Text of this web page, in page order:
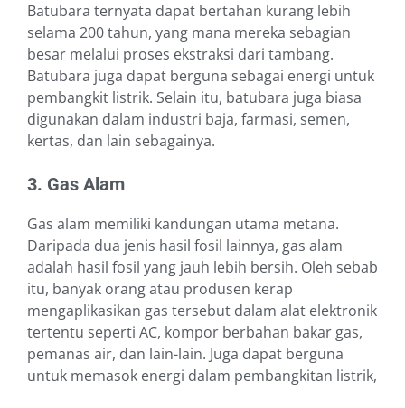
Batubara ternyata dapat bertahan kurang lebih
selama 200 tahun, yang mana mereka sebagian
besar melalui proses ekstraksi dari tambang.
Batubara juga dapat berguna sebagai energi untuk
pembangkit listrik. Selain itu, batubara juga biasa
digunakan dalam industri baja, farmasi, semen,
kertas, dan lain sebagainya.
3. Gas Alam
Gas alam memiliki kandungan utama metana.
Daripada dua jenis hasil fosil lainnya, gas alam
adalah hasil fosil yang jauh lebih bersih. Oleh sebab
itu, banyak orang atau produsen kerap
mengaplikasikan gas tersebut dalam alat elektronik
tertentu seperti AC, kompor berbahan bakar gas,
pemanas air, dan lain-lain. Juga dapat berguna
untuk memasok energi dalam pembangkitan listrik,